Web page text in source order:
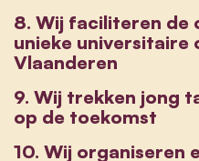
8. Wij faciliteren de
unieke universitaire
Vlaanderen
9. Wij trekken jong
op de toekomst
10. Wij organiseren